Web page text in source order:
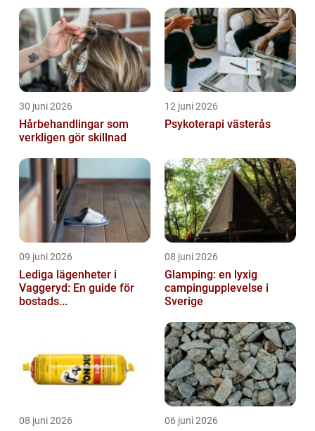
30 juni 2026
Hårbehandlingar som
verkligen gör skillnad
12 juni 2026
Psykoterapi västerås
09 juni 2026
Lediga lägenheter i
Vaggeryd: En guide för
bostads...
08 juni 2026
Glamping: en lyxig
campingupplevelse i
Sverige
08 juni 2026 06 juni 2026